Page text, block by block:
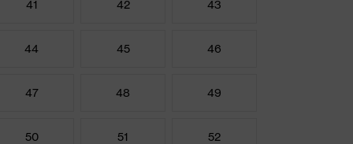
41 42 43
44 45 46
47 48 49
50 51 52